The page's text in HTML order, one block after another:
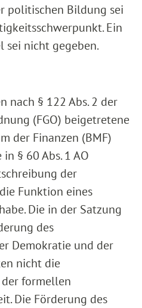
politischen Bildung sei
Ein
sei nicht gegeben.
nach § 122 Abs. 2 der
(FGO) beigetretene
der Finanzen (BMF)
§ 60 Abs. 1 AO
der
Funktion eines
Die in der Satzung
des
Demokratie und der
nicht die
formellen
Die Förderung des